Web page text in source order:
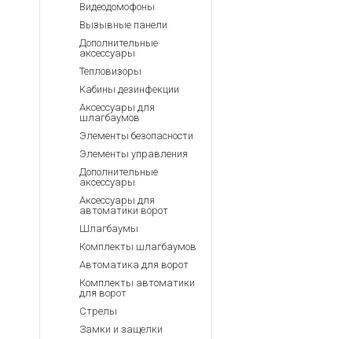
Видеодомофоны
Вызывные панели
Дополнительные
аксессуары
Тепловизоры
Кабины дезинфекции
Аксессуары для
шлагбаумов
Элементы безопасности
Элементы управления
Дополнительные
аксессуары
Аксессуары для
автоматики ворот
Шлагбаумы
Комплекты шлагбаумов
Автоматика для ворот
Комплекты автоматики
для ворот
Стрелы
Замки и защелки